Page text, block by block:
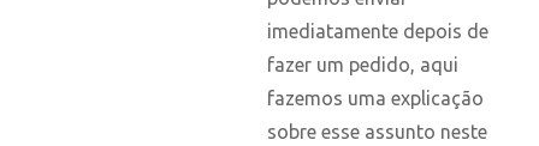
imediatamente depois de
fazer um pedido, aqui
fazemos uma explicação
sobre esse assunto neste